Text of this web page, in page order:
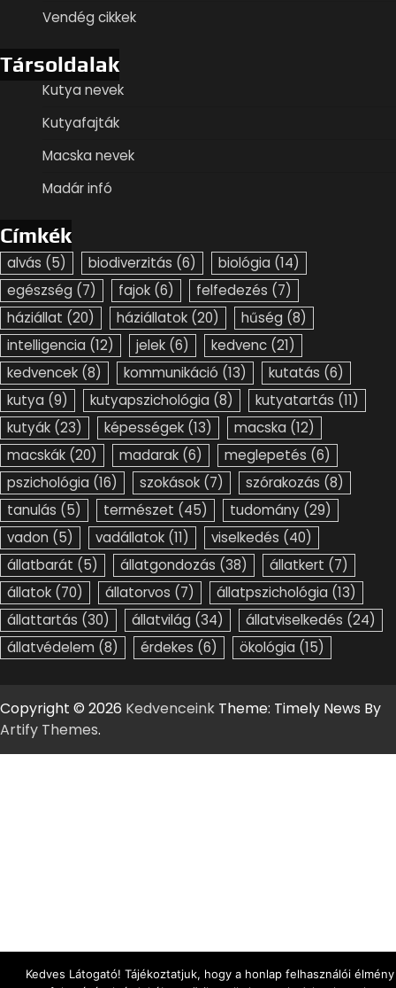
Vendég cikkek
Társoldalak
Kutya nevek
Kutyafajták
Macska nevek
Madár infó
Címkék
alvás (5) biodiverzitás (6) biológia (14)
egészség (7) fajok (6) felfedezés (7)
háziállat (20) háziállatok (20) hűség (8)
intelligencia (12) jelek (6) kedvenc (21)
kedvencek (8) kommunikáció (13) kutatás (6)
kutya (9) kutyapszichológia (8) kutyatartás (11)
kutyák (23) képességek (13) macska (12)
macskák (20) madarak (6) meglepetés (6)
pszichológia (16) szokások (7) szórakozás (8)
tanulás (5) természet (45) tudomány (29)
vadon (5) vadállatok (11) viselkedés (40)
állatbarát (5) állatgondozás (38) állatkert (7)
állatok (70) állatorvos (7) állatpszichológia (13)
állattartás (30) állatvilág (34) állatviselkedés (24)
állatvédelem (8) érdekes (6) ökológia (15)
Copyright © 2026 Kedvenceink Theme: Timely News By
Artify Themes.
Kedves Látogató! Tájékoztatjuk, hogy a honlap felhasználói élmény